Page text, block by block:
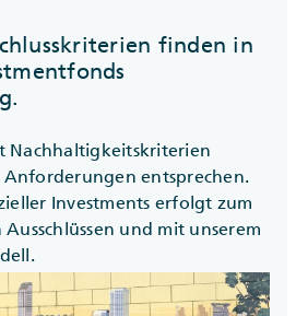
finden in
Nachhaltigkeitskriterien
Anforderungen entsprechen.
Investments erfolgt zum
und mit unserem